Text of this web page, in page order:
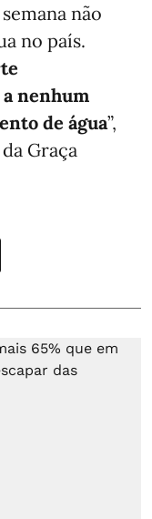
não
no país.
nenhum
de água”,
Graça